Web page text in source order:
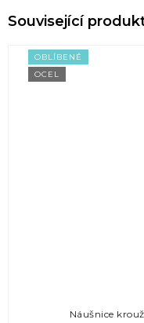
OBLÍBENÉ
OCEL
Náušnice